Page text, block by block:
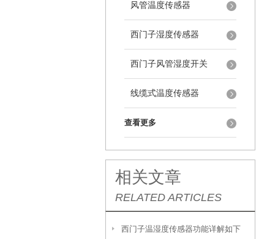
风管温度传感器
西门子湿度传感器
西门子风管湿度开关
线缆式温度传感器
查看更多
相关文章
RELATED ARTICLES
西门子温湿度传感器功能详解如下